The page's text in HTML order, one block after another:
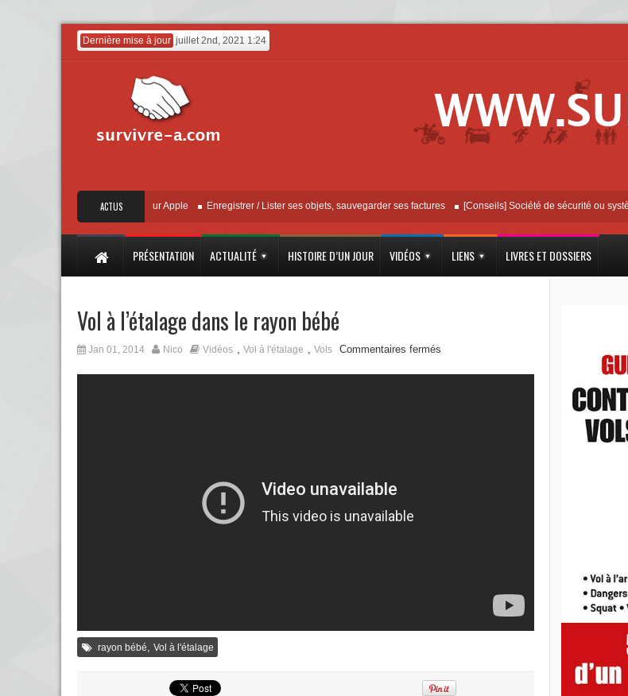
Dernière mise à jour juillet 2nd, 2021 1:24
ACTUS
« Localiser » – Mise à jour Apple Enregistrer / Lister ses objets, sauvegarder ses factures [Conseils] Société de sécurité ou système
PRÉSENTATION ACTUALITÉ HISTOIRE D’UN JOUR VIDÉOS LIENS LIVRES ET DOSSIERS
Vol à l’étalage dans le rayon bébé
Jan 01, 2014 Nico Vidéos , Vol à l'étalage , Vols Commentaires fermés
rayon bébé, Vol à l'étalage